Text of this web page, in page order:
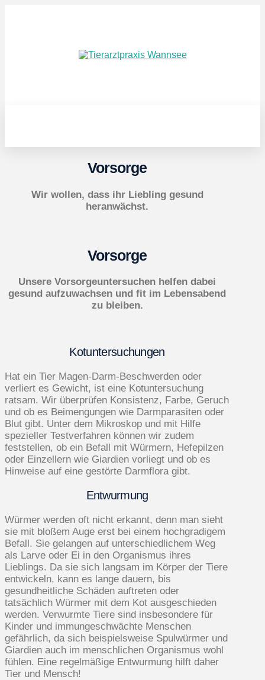
Vorsorge
Wir wollen, dass ihr Liebling gesund
heranwächst.
Vorsorge
Unsere Vorsorgeuntersuchen helfen dabei
gesund aufzuwachsen und fit im Lebensabend
zu bleiben.
Kotunter­suchungen
Hat ein Tier Magen-Darm-Beschwerden oder
verliert es Gewicht, ist eine Kotuntersuchung
ratsam. Wir überprüfen Konsistenz, Farbe, Geruch
und ob es Beimengungen wie Darmparasiten oder
Blut gibt. Unter dem Mikroskop und mit Hilfe
spezieller Testverfahren können wir zudem
feststellen, ob ein Befall mit Würmern, Hefepilzen
oder Einzellern wie Giardien vorliegt und ob es
Hinweise auf eine gestörte Darmflora gibt.
Entwurmung
Würmer werden oft nicht erkannt, denn man sieht
sie mit bloßem Auge erst bei einem hochgradigem
Befall. Sie gelangen auf unterschiedlichem Weg
als Larve oder Ei in den Organismus ihres
Lieblings. Da sie sich langsam im Körper der Tiere
entwickeln, kann es lange dauern, bis
gesundheitliche Schäden auftreten oder
tatsächlich Würmer mit dem Kot ausgeschieden
werden. Verwurmte Tiere sind insbesondere für
Kinder und immungeschwächte Menschen
gefährlich, da sich beispielsweise Spulwürmer und
Giardien auch im menschlichen Organismus wohl
fühlen. Eine regelmäßige Entwurmung hilft daher
Tier und Mensch!